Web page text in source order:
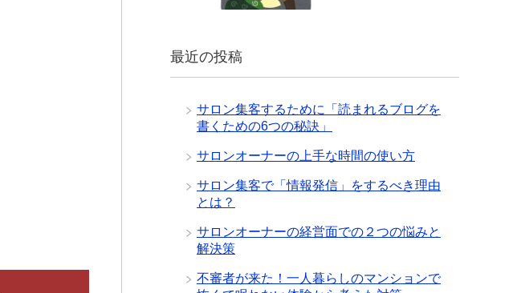
最近の投稿
サロン集客するために「読まれるブログを
書くための6つの秘訣」
サロンオーナーの上手な時間の使い方
サロン集客で「情報発信」をするべき理由
とは？
サロンオーナーの経営面での２つの悩みと
解決策
不審者が来た！一人暮らしのマンションで